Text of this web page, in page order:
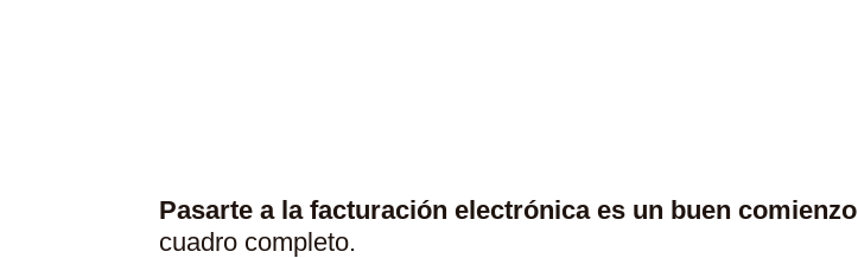
Pasarte a la facturación electrónica es un buen comienzo
cuadro completo.